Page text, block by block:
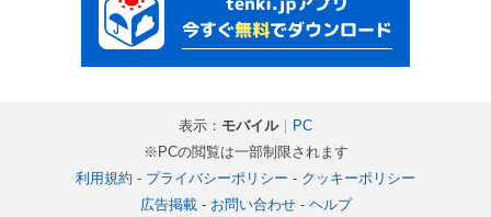
表示： モバイル｜ PC
※PCの閲覧は一部制限されます
利用規約 - プライバシーポリシー - クッキーポリシー
広告掲載- お問い合わせ- ヘルプ